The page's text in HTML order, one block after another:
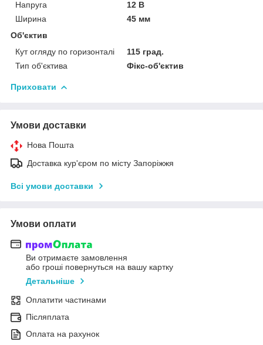
Напруга
12 В
Ширина
45 мм
Об'єктив
Кут огляду по горизонталі
115 град.
Тип об'єктива
Фікс-об'єктив
Приховати
Умови доставки
Нова Пошта
Доставка кур'єром по місту Запоріжжя
Всі умови доставки
Умови оплати
Ви отримаєте замовлення
або гроші повернуться на вашу картку
Детальніше
Оплатити частинами
Післяплата
Оплата на рахунок